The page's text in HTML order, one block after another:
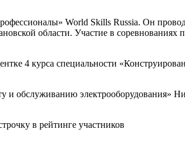
World Skills Russia. Он
области. Участие в
4 курса специальности
и обслуживанию электрооборудования»
в рейтинге участников